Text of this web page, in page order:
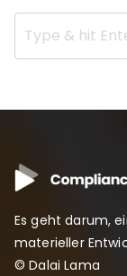
H
d
b
u
c
h
Es geht darum,
materieller
© Dalai Lama